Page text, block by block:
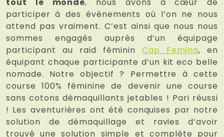
participer à des événements où l’on ne nous
attend pas vraiment. C’est ainsi que nous nous
sommes engagés auprès d’un équipage
participant au raid féminin Cap Femina, en
équipant chaque participante d’un kit eco belle
nomade. Notre objectif ? Permettre à cette
course 100% féminine de devenir une course
sans cotons démaquillants jetables ! Pari réussi
! Les aventurières ont été conquises par notre
solution de démaquillage et ravies d’avoir
trouvé une solution simple et complète pour